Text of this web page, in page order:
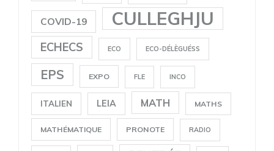
COVID-19 CULLEGHJU
ECHECS ECO ECO-DÉLÈGUÉSS
EPS EXPO FLE INCO
ITALIEN LEIA MATH MATHS
MATHÉMATIQUE PRONOTE RADIO